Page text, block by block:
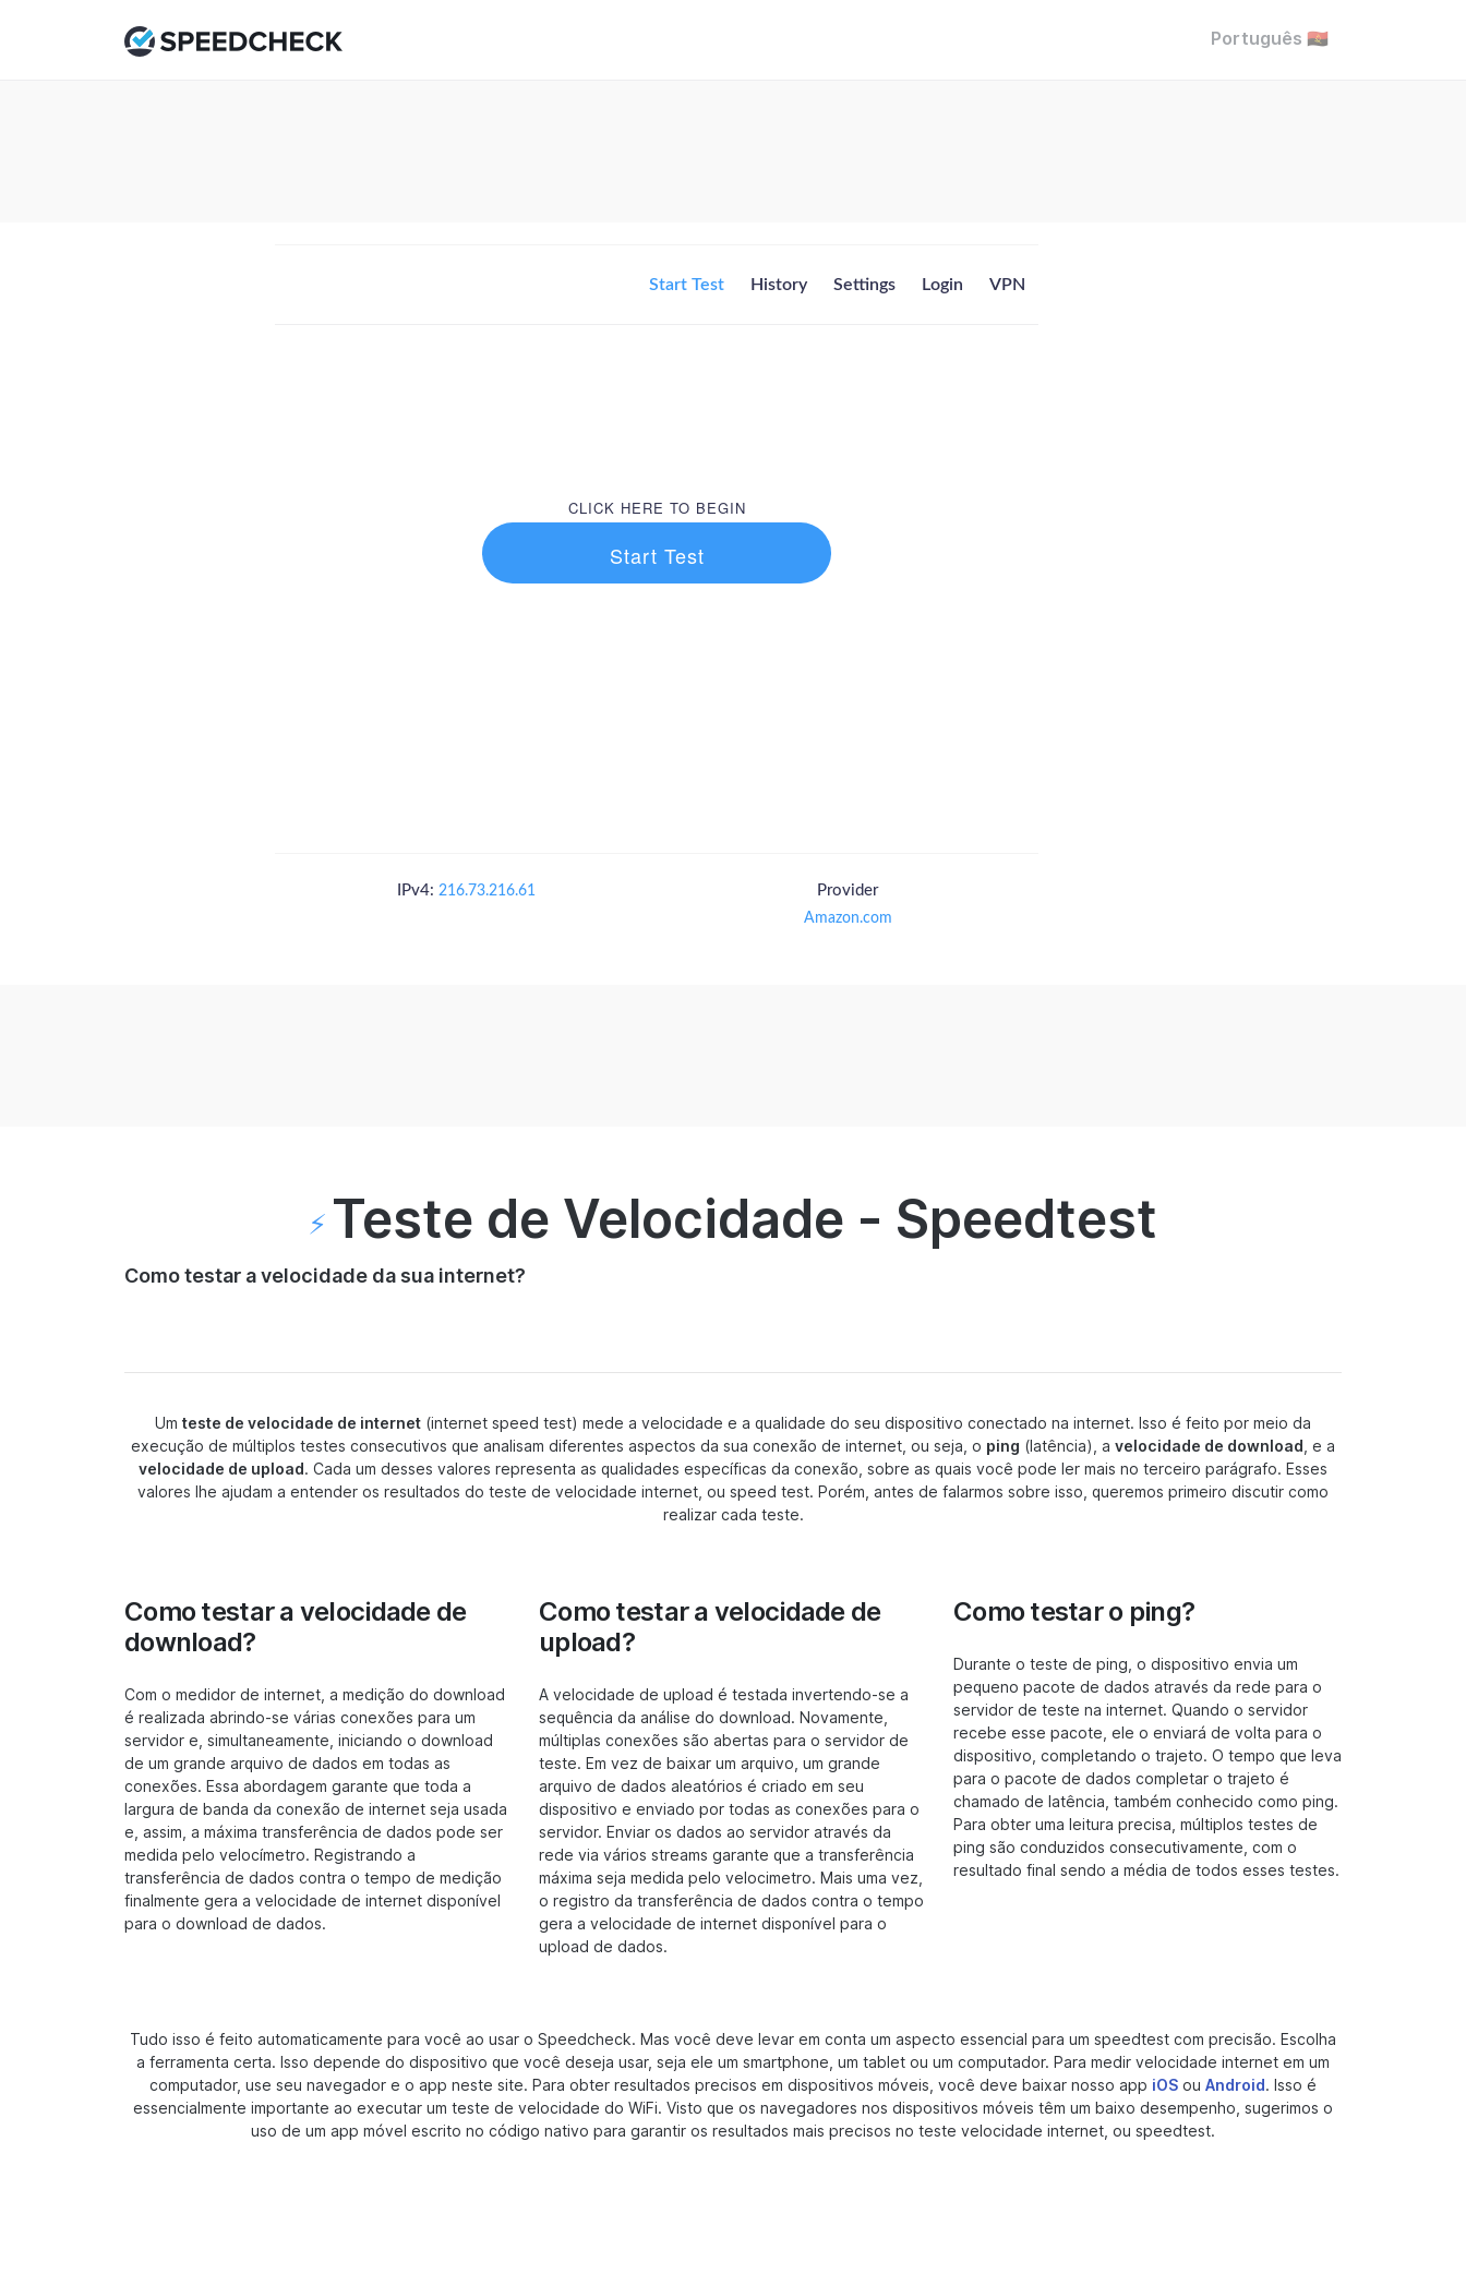
Português 🇦🇴
Start Test History Settings Login VPN
CLICK HERE TO BEGIN
Start Test
IPv4: 216.73.216.61 Provider
Amazon.com
⚡️ Teste de Velocidade - Speedtest
Como testar a velocidade da sua internet?
Um teste de velocidade de internet (internet speed test) mede a velocidade e a qualidade do seu dispositivo conectado na internet. Isso é feito por meio da
execução de múltiplos testes consecutivos que analisam diferentes aspectos da sua conexão de internet, ou seja, o ping (latência), a velocidade de download , e a
velocidade de upload. Cada um desses valores representa as qualidades específicas da conexão, sobre as quais você pode ler mais no terceiro parágrafo. Esses
valores lhe ajudam a entender os resultados do teste de velocidade internet, ou speed test. Porém, antes de falarmos sobre isso, queremos primeiro discutir como
realizar cada teste.
Como testar a velocidade de
download?
Com o medidor de internet, a medição do download
é realizada abrindo-se várias conexões para um
servidor e, simultaneamente, iniciando o download
de um grande arquivo de dados em todas as
conexões. Essa abordagem garante que toda a
largura de banda da conexão de internet seja usada
e, assim, a máxima transferência de dados pode ser
medida pelo velocímetro. Registrando a
transferência de dados contra o tempo de medição
finalmente gera a velocidade de internet disponível
para o download de dados.
Como testar a velocidade de
upload?
A velocidade de upload é testada invertendo-se a
sequência da análise do download. Novamente,
múltiplas conexões são abertas para o servidor de
teste. Em vez de baixar um arquivo, um grande
arquivo de dados aleatórios é criado em seu
dispositivo e enviado por todas as conexões para o
servidor. Enviar os dados ao servidor através da
rede via vários streams garante que a transferência
máxima seja medida pelo velocimetro. Mais uma vez,
o registro da transferência de dados contra o tempo
gera a velocidade de internet disponível para o
upload de dados.
Como testar o ping?
Durante o teste de ping, o dispositivo envia um
pequeno pacote de dados através da rede para o
servidor de teste na internet. Quando o servidor
recebe esse pacote, ele o enviará de volta para o
dispositivo, completando o trajeto. O tempo que leva
para o pacote de dados completar o trajeto é
chamado de latência, também conhecido como ping.
Para obter uma leitura precisa, múltiplos testes de
ping são conduzidos consecutivamente, com o
resultado final sendo a média de todos esses testes.
Tudo isso é feito automaticamente para você ao usar o Speedcheck. Mas você deve levar em conta um aspecto essencial para um speedtest com precisão. Escolha
a ferramenta certa. Isso depende do dispositivo que você deseja usar, seja ele um smartphone, um tablet ou um computador. Para medir velocidade internet em um
computador, use seu navegador e o app neste site. Para obter resultados precisos em dispositivos móveis, você deve baixar nosso app iOS ou Android. Isso é
essencialmente importante ao executar um teste de velocidade do WiFi. Visto que os navegadores nos dispositivos móveis têm um baixo desempenho, sugerimos o
uso de um app móvel escrito no código nativo para garantir os resultados mais precisos no teste velocidade internet, ou speedtest.